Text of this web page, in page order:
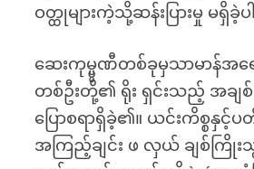
ဝတ္ထုများကဲ့သို့ဆန်းပြားမှု မရှိခဲ့ပ
ဆေးကုမ္ပ္ပ္ပဏီတစ်ခုမှသာမာန်အ
တစ်ဦးတို့၏ ရိုး ရှင်းသည့် အချ
ပြောစရာရှိခဲ့၏။ ယင်းကိစ္စ
အကြည့်ချင်း ဖ လှယ် ချစ်ကြိုး